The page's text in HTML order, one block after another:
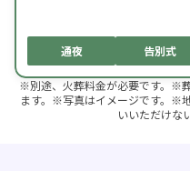
通夜 告別式
※別途、火葬料金が必要です。※
ます。※写真はイメージです。※
いいただけな